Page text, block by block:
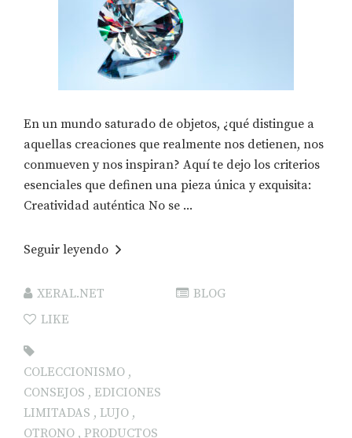
En un mundo saturado de objetos, ¿qué distingue a
aquellas creaciones que realmente nos detienen, nos
conmueven y nos inspiran? Aquí te dejo los criterios
esenciales que definen una pieza única y exquisita:
Creatividad auténtica No se ...
Seguir leyendo
XERAL.NET
BLOG
LIKE
COLECCIONISMO ,
CONSEJOS , EDICIONES
LIMITADAS , LUJO ,
OTRONO , PRODUCTOS